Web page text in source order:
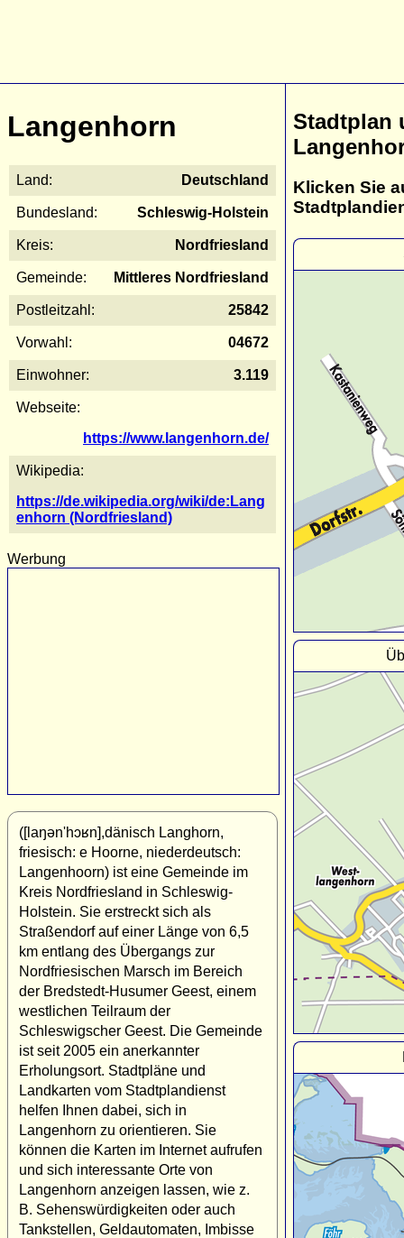
Langenhorn
Land: Deutschland
Bundesland: Schleswig-Holstein
Kreis: Nordfriesland
Gemeinde: Mittleres Nordfriesland
Postleitzahl: 25842
Vorwahl: 04672
Einwohner: 3.119
Webseite:
https://www.langenhorn.de/
Wikipedia:
https://de.wikipedia.org/wiki/de:Lang
enhorn (Nordfriesland)
Werbung
([laŋən'hɔʁn],dänisch Langhorn,
friesisch: e Hoorne, niederdeutsch:
Langenhoorn) ist eine Gemeinde im
Kreis Nordfriesland in Schleswig-
Holstein. Sie erstreckt sich als
Straßendorf auf einer Länge von 6,5
km entlang des Übergangs zur
Nordfriesischen Marsch im Bereich
der Bredstedt-Husumer Geest, einem
westlichen Teilraum der
Schleswigscher Geest. Die Gemeinde
ist seit 2005 ein anerkannter
Erholungsort. Stadtpläne und
Landkarten vom Stadtplandienst
helfen Ihnen dabei, sich in
Langenhorn zu orientieren. Sie
können die Karten im Internet aufrufen
und sich interessante Orte von
Langenhorn anzeigen lassen, wie z.
B. Sehenswürdigkeiten oder auch
Tankstellen, Geldautomaten, Imbisse
Stadtplan
Klicken Sie